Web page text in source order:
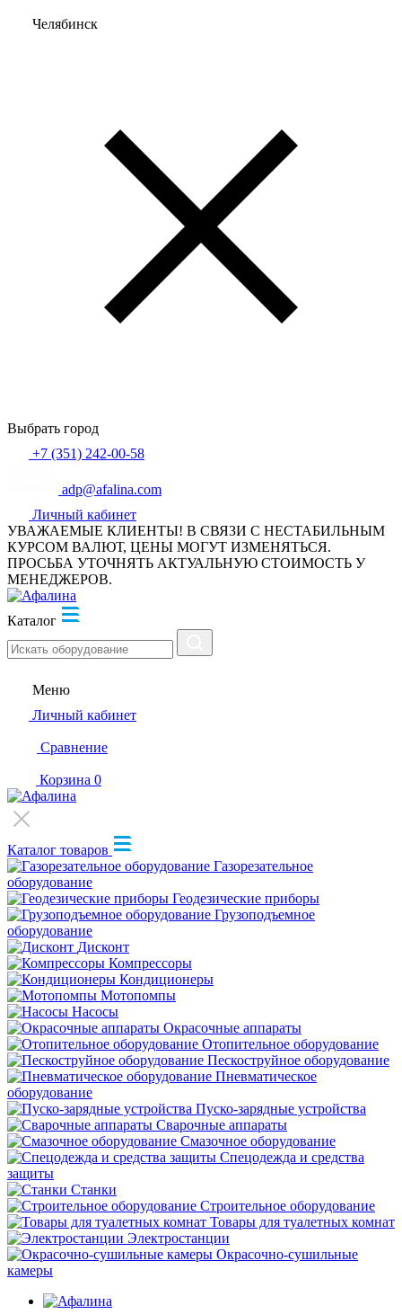
Челябинск
Выбрать город
+7 (351) 242-00-58
adp@afalina.com
Личный кабинет
УВАЖАЕМЫЕ КЛИЕНТЫ! В СВЯЗИ С НЕСТАБИЛЬНЫМ
КУРСОМ ВАЛЮТ, ЦЕНЫ МОГУТ ИЗМЕНЯТЬСЯ.
ПРОСЬБА УТОЧНЯТЬ АКТУАЛЬНУЮ СТОИМОСТЬ У
МЕНЕДЖЕРОВ.
Каталог
Меню
Личный кабинет
Сравнение
Корзина 0
Каталог товаров
Газорезательное
оборудование
Геодезические приборы
Грузоподъемное
оборудование
Дисконт
Компрессоры
Кондиционеры
Мотопомпы
Насосы
Окрасочные аппараты
Отопительное оборудование
Пескоструйное оборудование
Пневматическое
оборудование
Пуско-зарядные устройства
Сварочные аппараты
Смазочное оборудование
Спецодежда и средства
защиты
Станки
Строительное оборудование
Товары для туалетных комнат
Электростанции
Окрасочно-сушильные
камеры